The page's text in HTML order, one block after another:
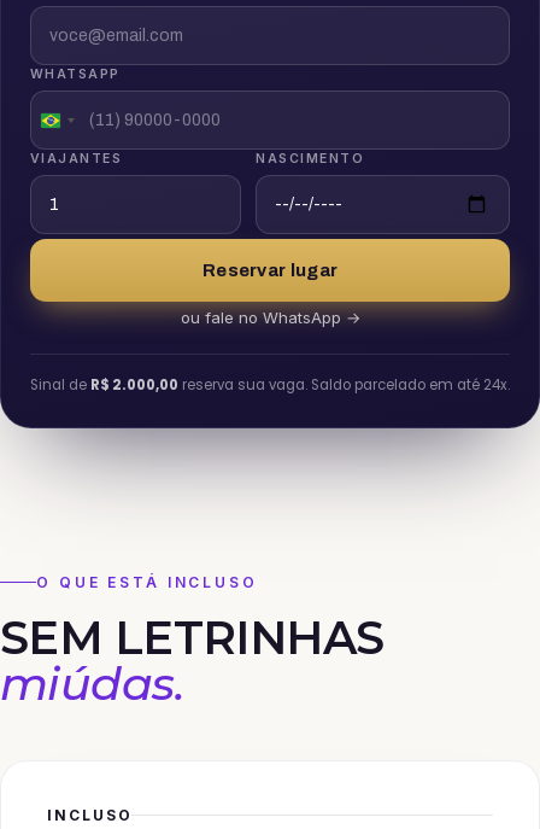
WHATSAPP
VIAJANTES NASCIMENTO
Reservar lugar
ou fale no WhatsApp →
Sinal de R$ 2.000,00 reserva sua vaga. Saldo parcelado em até 24x.
O QUE ESTÁ INCLUSO
SEM LETRINHAS
miúdas.
INCLUSO